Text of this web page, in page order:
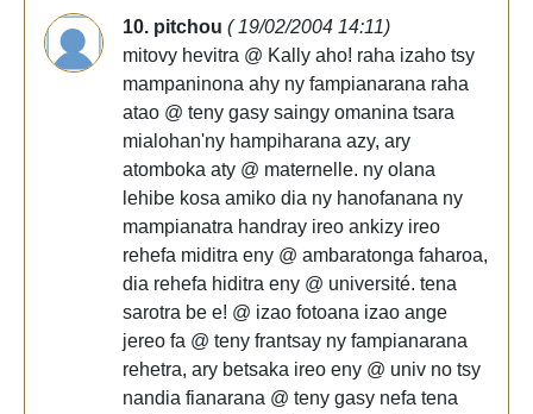
10. pitchou ( 19/02/2004 14:11)
mitovy hevitra @ Kally aho! raha izaho tsy
mampaninona ahy ny fampianarana raha
atao @ teny gasy saingy omanina tsara
mialohan'ny hampiharana azy, ary
atomboka aty @ maternelle. ny olana
lehibe kosa amiko dia ny hanofanana ny
mampianatra handray ireo ankizy ireo
rehefa miditra eny @ ambaratonga faharoa,
dia rehefa hiditra eny @ université. tena
sarotra be e! @ izao fotoana izao ange
jereo fa @ teny frantsay ny fampianarana
rehetra, ary betsaka ireo eny @ univ no tsy
nandia fianarana @ teny gasy nefa tena